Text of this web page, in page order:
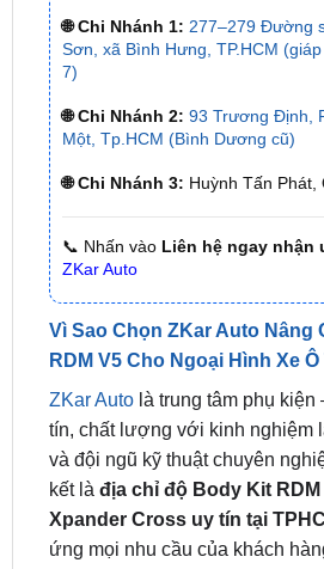
🌐 Chi Nhánh 2: 93 Trương Định,
Một, Tp.HCM (Bình Dương cũ)
🌐 Chi Nhánh 3: Huỳnh Tấn Phát,
📞 Nhấn vàoLiên hệ ngay nhận
Vì Sao Chọn ZKar Auto Nâng
RDM V5 Cho Ngoại Hình Xe Ô
ZKar Autolà trung tâm phụ kiện
tín, chất lượng với kinh nghiệm
và đội ngũ kỹ thuật chuyên
kết làđịa chỉ độ Body Kit
Xpander Cross uy tín tại
ứng mọi nhu cầu của khách
Khách hàng là nguồn động lực